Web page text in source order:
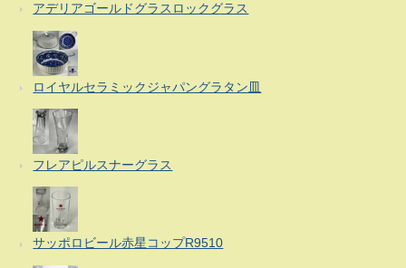
アデリアゴールドグラスロックグラス
ロイヤルセラミックジャパングラタン皿
フレアピルスナーグラス
サッポロビール赤星コップR9510